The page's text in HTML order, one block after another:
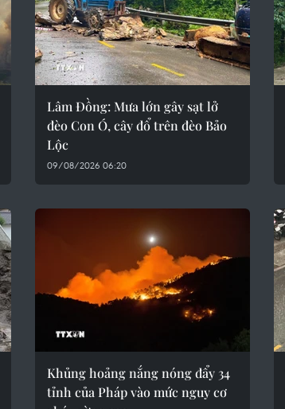
Lâm Đồng: Mưa lớn gây sạt lở
đèo Con Ó, cây đổ trên đèo Bảo
Lộc
09/08/2026 06:20
Khủng hoảng nắng nóng đẩy 34
tỉnh của Pháp vào mức nguy cơ